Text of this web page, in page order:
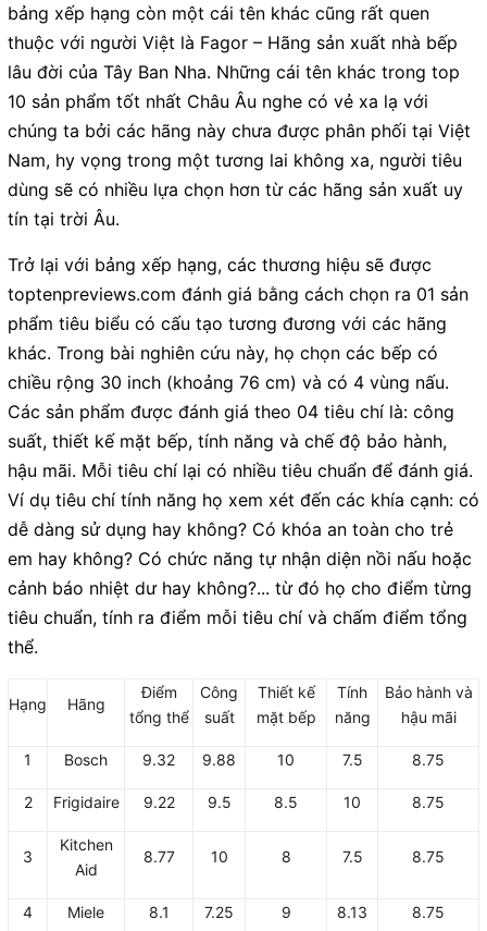
bảng xếp hạng còn một cái tên khác cũng rất quen
thuộc với người Việt là Fagor – Hãng sản xuất nhà bếp
lâu đời của Tây Ban Nha. Những cái tên khác trong top
10 sản phẩm tốt nhất Châu Âu nghe có vẻ xa lạ với
chúng ta bởi các hãng này chưa được phân phối tại Việt
Nam, hy vọng trong một tương lai không xa, người tiêu
dùng sẽ có nhiều lựa chọn hơn từ các hãng sản xuất uy
tín tại trời Âu.
Trở lại với bảng xếp hạng, các thương hiệu sẽ được
toptenpreviews.com đánh giá bằng cách chọn ra 01 sản
phẩm tiêu biểu có cấu tạo tương đương với các hãng
khác. Trong bài nghiên cứu này, họ chọn các bếp có
chiều rộng 30 inch (khoảng 76 cm) và có 4 vùng nấu.
Các sản phẩm được đánh giá theo 04 tiêu chí là: công
suất, thiết kế mặt bếp, tính năng và chế độ bảo hành,
hậu mãi. Mỗi tiêu chí lại có nhiều tiêu chuẩn để đánh giá.
Ví dụ tiêu chí tính năng họ xem xét đến các khía cạnh: có
dễ dàng sử dụng hay không? Có khóa an toàn cho trẻ
em hay không? Có chức năng tự nhận diện nồi nấu hoặc
cảnh báo nhiệt dư hay không?... từ đó họ cho điểm từng
tiêu chuẩn, tính ra điểm mỗi tiêu chí và chấm điểm tổng
thể.
Hạng Hãng
Điểm
tổng thể
Công
suất
Thiết kế
mặt bếp
Tính
năng
Bảo hành và
hậu mãi
1 Bosch 9.32 9.88 10 7.5 8.75
2 Frigidaire 9.22 9.5 8.5 10 8.75
3
Kitchen
Aid
8.77 10 8 7.5 8.75
4 Miele 8.1 7.25 9 8.13 8.75